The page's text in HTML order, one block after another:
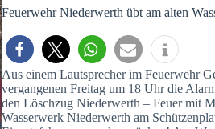
Feuerwehr Niederwerth übt am alten
Aus einem Lautsprecher im Feuerwehr
vergangenen Freitag um 18 Uhr die
den Löschzug Niederwerth – Feuer mit
Wasserwerk Niederwerth am